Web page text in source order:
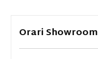
Orari Showroom